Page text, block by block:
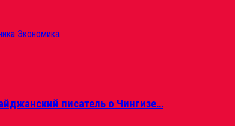
Экономика
писатель о Чингизе…